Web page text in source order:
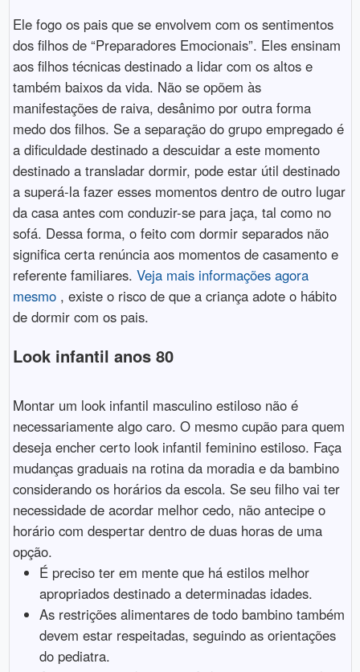
Ele fogo os pais que se envolvem com os sentimentos
dos filhos de “Preparadores Emocionais”. Eles ensinam
aos filhos técnicas destinado a lidar com os altos e
também baixos da vida. Não se opõem às
manifestações de raiva, desânimo por outra forma
medo dos filhos. Se a separação do grupo empregado é
a dificuldade destinado a descuidar a este momento
destinado a transladar dormir, pode estar útil destinado
a superá-la fazer esses momentos dentro de outro lugar
da casa antes com conduzir-se para jaça, tal como no
sofá. Dessa forma, o feito com dormir separados não
significa certa renúncia aos momentos de casamento e
referente familiares. Veja mais informações agora
mesmo, existe o risco de que a criança adote o hábito
de dormir com os pais.
Look infantil anos 80
Montar um look infantil masculino estiloso não é
necessariamente algo caro. O mesmo cupão para quem
deseja encher certo look infantil feminino estiloso. Faça
mudanças graduais na rotina da moradia e da bambino
considerando os horários da escola. Se seu filho vai ter
necessidade de acordar melhor cedo, não antecipe o
horário com despertar dentro de duas horas de uma
opção.
É preciso ter em mente que há estilos melhor
apropriados destinado a determinadas idades.
As restrições alimentares de todo bambino também
devem estar respeitadas, seguindo as orientações
do pediatra.